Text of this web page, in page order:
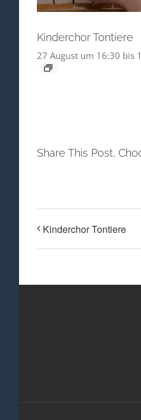
Kinderchor Tontiere
27 August um 16:30 bis
Share This Post,
Kinderchor Tontiere